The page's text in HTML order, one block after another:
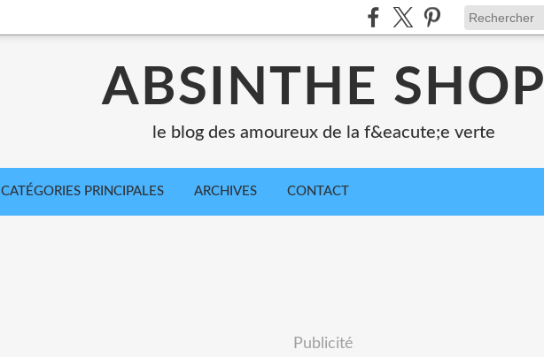
ABSINTHE SHOP
le blog des amoureux de la f&eacute;e verte
CATÉGORIES PRINCIPALES ARCHIVES CONTACT
Publicité